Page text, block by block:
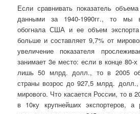
Если сравнивать показатель
данными за 1940-1990гг., то мы
обогнала США и ее объем
больше и составляет 9,7% от
увеличение показателя
занимает 3е место: если в конце 80-х
лишь 50 млрд. долл., то в 2005
страны возрос до 927,5 млрд.
мирового. Что касается России, то в
в 10ку крупнейших экспортеров,